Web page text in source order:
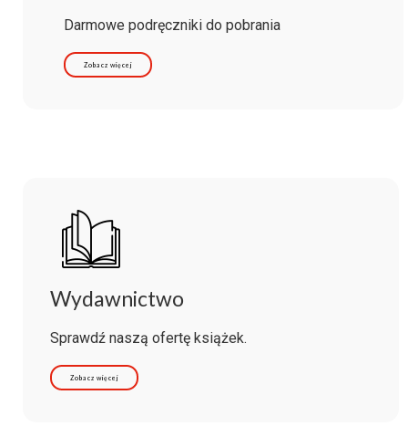
Darmowe podręczniki do pobrania
Zobacz więcej
Wydawnictwo
Sprawdź naszą ofertę książek.
Zobacz więcej